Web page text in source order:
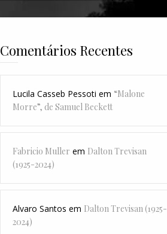
Comentários Recentes
Lucila Casseb Pessoti em “Malone
Morre”, de Samuel Beckett
Fabricio Muller em Dalton Trevisan
(1925-2024)
Alvaro Santos em Dalton Trevisan (1925-
2024)